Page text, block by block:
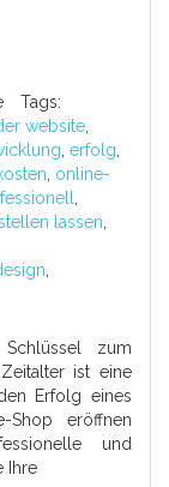
Tags:
website
erfolg
online-
lassen
zum
ist eine
Erfolg eines
Shop eröffnen
und
Ihre